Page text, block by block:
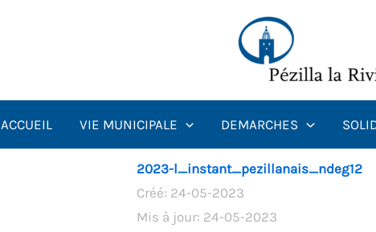
ACCUEIL VIE MUNICIPALE DEMARCHES
2023-l_instant_pezillanais_ndeg12
Créé: 24-05-2023
Mis à jour: 24-05-2023